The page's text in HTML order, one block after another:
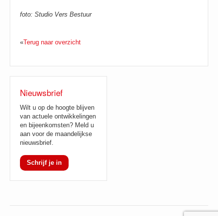
foto: Studio Vers Bestuur
«Terug naar overzicht
Nieuwsbrief
Wilt u op de hoogte blijven
van actuele ontwikkelingen
en bijeenkomsten? Meld u
aan voor de maandelijkse
nieuwsbrief.
Schrijf je in